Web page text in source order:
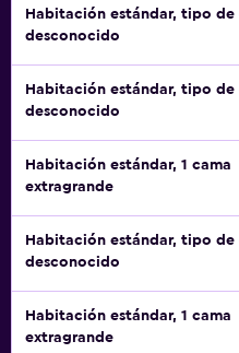
Habitación estándar, tipo de
desconocido
Habitación estándar, tipo de
desconocido
Habitación estándar, 1 cama
extragrande
Habitación estándar, tipo de
desconocido
Habitación estándar, 1 cama
extragrande